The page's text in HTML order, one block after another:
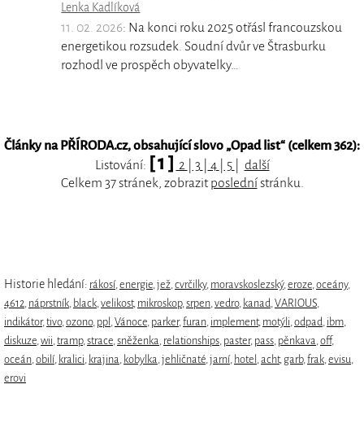
Lenka Kadlíková
11. 02. 2026: Na konci roku 2025 otřásl francouzskou
energetikou rozsudek. Soudní dvůr ve Štrasburku
rozhodl ve prospěch obyvatelky…
Články na PŘÍRODA.cz, obsahující slovo „Opad list“ (celkem 362):
Listování: [ 1 ] 2 3 4 5
další
Celkem 37 stránek, zobrazitposlednístránku.
Historie hledání: rákosí,energie,jež,cvrčilky, moravskoslezský,eroze,oceány,
4612, náprstník, black,velikost, mikroskop,srpen,vedro, kanad,VARIOUS,
indikátor,tivo,ozono, ppl ,Vánoce, parker,furan, implement, motýli,odpad, ibm,
diskuze,wii,tramp,strace,sněženka, relationships, paster, pass, pěnkava,off,
oceán,obilí, kralici, krajina, kobylka,jehličnaté,jarní, hotel ,acht, garb,frak,evisu,
erovi